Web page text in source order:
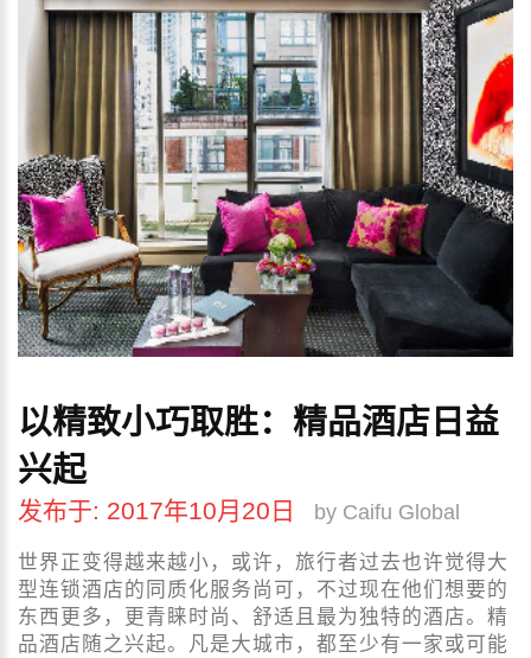
以精致小巧取胜：精品酒店日益
兴起
发布于: 2017年10月20日 by Caifu Global
世界正变得越来越小，或许，旅行者过去也许觉得大
型连锁酒店的同质化服务尚可，不过现在他们想要的
东西更多，更青睐时尚、舒适且最为独特的酒店。精
品酒店随之兴起。凡是大城市，都至少有一家或可能